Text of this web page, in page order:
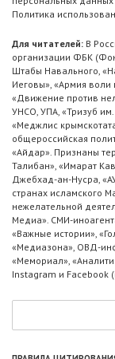
Политика
Для читателей: В
организации ФБК
Штабы Навального,
Иеговы», «Армия
«Движение против
УНСО, УПА, «Тризуб
«Меджлис
общероссийская
«Айдар». Признаны
Талибан», «Имарат
Джебхад-ан-Нусра,
странах исламского
нежелательной
Медиа». СМИ-
«Важные истории»,
«Медиазона», ОВД-
«Мемориал»,
Instagram и Facebook